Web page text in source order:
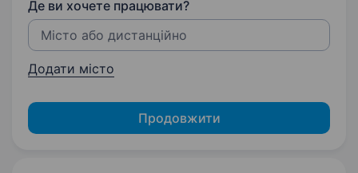
Де ви хочете працювати?
Додати місто
Продовжити